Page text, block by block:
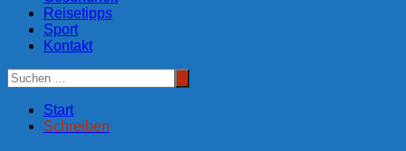
Reisetipps
Sport
Kontakt
Start
Schreiben